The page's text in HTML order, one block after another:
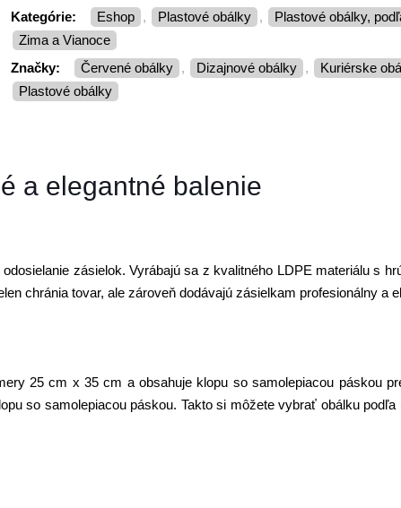
Kategórie:
Eshop , Plastové obálky , Plastové obálky,
Zima a Vianoce
Značky:
červené obálky , dizajnové obálky , kuriérske
plastové obálky
a elegantné balenie
zásielok. Vyrábajú sa z kvalitného LDPE materiálu s
chránia tovar, ale zároveň dodávajú zásielkam profesionálny a
25 cm x 35 cm a obsahuje klopu so samolepiacou páskou
so samolepiacou páskou. Takto si môžete vybrať obálku podľa